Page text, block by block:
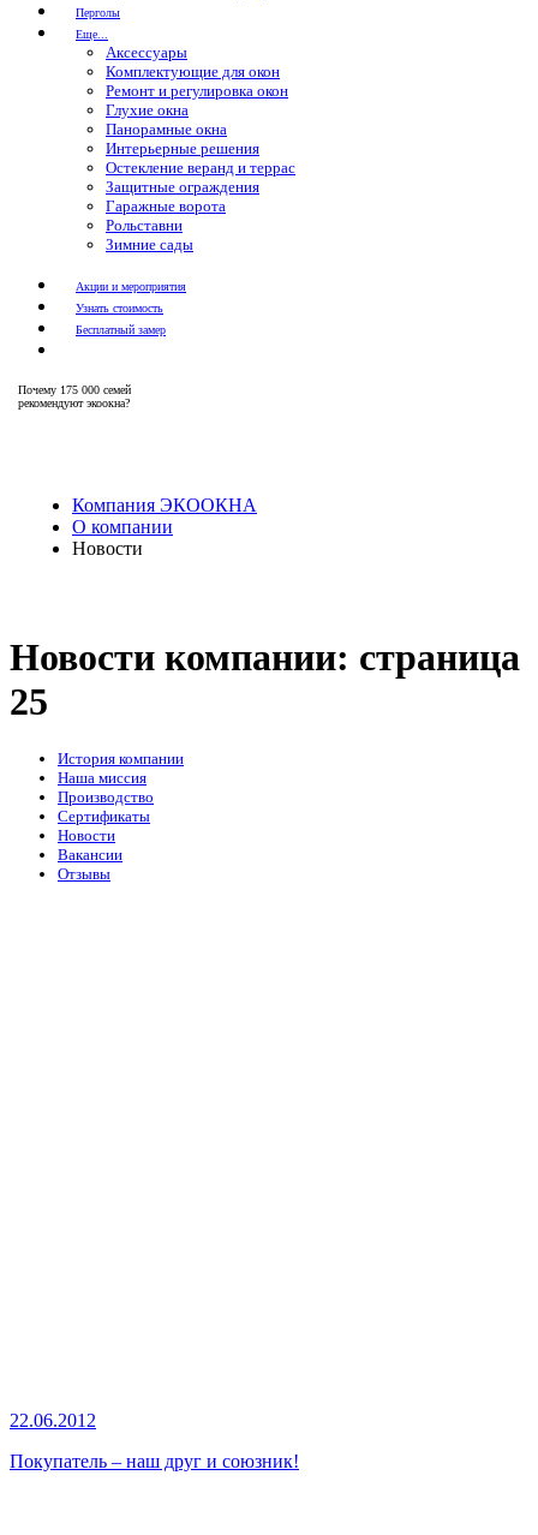
Перголы
Еще...
Аксессуары
Комплектующие для окон
Ремонт и регулировка окон
Глухие окна
Панорамные окна
Интерьерные решения
Остекление веранд и террас
Защитные ограждения
Гаражные ворота
Рольставни
Зимние сады
Акции и мероприятия
Узнать стоимость
Бесплатный замер
Почему 175 000 семей
рекомендуют экоокна?
Компания ЭКООКНА
О компании
Новости
Новости компании: страница
25
История компании
Наша миссия
Производство
Сертификаты
Новости
Вакансии
Отзывы
22.06.2012
Покупатель – наш друг и союзник!